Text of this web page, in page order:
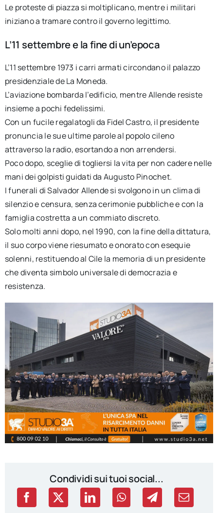
Le proteste di piazza si moltiplicano, mentre i militari
iniziano a tramare contro il governo legittimo.
L’11 settembre e la fine di un’epoca
L’11 settembre 1973 i carri armati circondano il palazzo
presidenziale de La Moneda.
L’aviazione bombarda l’edificio, mentre Allende resiste
insieme a pochi fedelissimi.
Con un fucile regalatogli da Fidel Castro, il presidente
pronuncia le sue ultime parole al popolo cileno
attraverso la radio, esortando a non arrendersi.
Poco dopo, sceglie di togliersi la vita per non cadere nelle
mani dei golpisti guidati da Augusto Pinochet.
I funerali di Salvador Allende si svolgono in un clima di
silenzio e censura, senza cerimonie pubbliche e con la
famiglia costretta a un commiato discreto.
Solo molti anni dopo, nel 1990, con la fine della dittatura,
il suo corpo viene riesumato e onorato con esequie
solenni, restituendo al Cile la memoria di un presidente
che diventa simbolo universale di democrazia e
resistenza.
Condividi sui tuoi social...